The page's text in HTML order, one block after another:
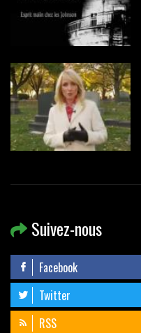
Suivez-nous
Facebook
Twitter
RSS